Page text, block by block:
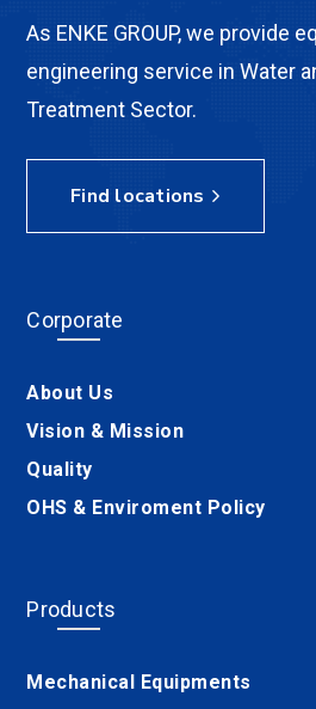
As ENKE GROUP, we provide
engineering service in Water
Treatment Sector.
Find locations
Corporate
About Us
Vision & Mission
Quality
OHS & Enviroment Policy
Products
Mechanical Equipments